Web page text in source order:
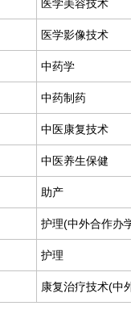
医学美容技术
医学影像技术
中药学
中药制药
中医康复技术
中医养生保健
助产
护理(中外合作办
护理
康复治疗技术(中